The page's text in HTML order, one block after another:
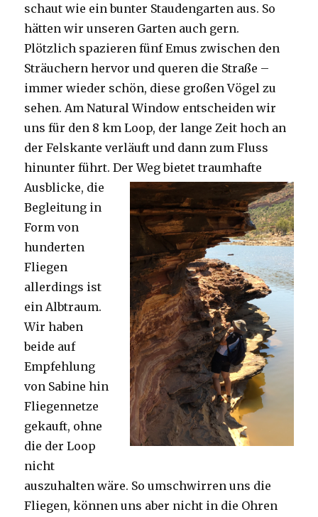
schaut wie ein bunter Staudengarten aus. So
hätten wir unseren Garten auch gern.
Plötzlich spazieren fünf Emus zwischen den
Sträuchern hervor und queren die Straße –
immer wieder schön, diese großen Vögel zu
sehen. Am Natural Window entscheiden wir
uns für den 8 km Loop, der lange Zeit hoch an
der Felskante verläuft und dann zum Fluss
hinunter führt. Der Weg bietet traumhafte
Ausblicke, die
Begleitung in
Form von
hunderten
Fliegen
allerdings ist
ein Albtraum.
Wir haben
beide auf
Empfehlung
von Sabine hin
Fliegennetze
gekauft, ohne
die der Loop
nicht
auszuhalten wäre. So umschwirren uns die
Fliegen, können uns aber nicht in die Ohren